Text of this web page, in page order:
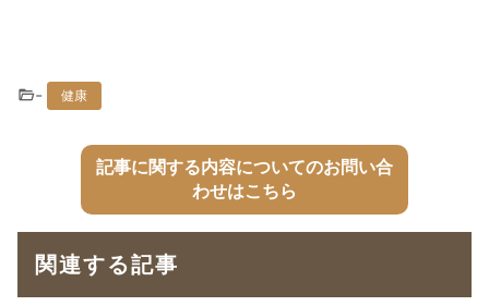
- 健康
記事に関する内容についてのお問い合
わせはこちら
関連する記事